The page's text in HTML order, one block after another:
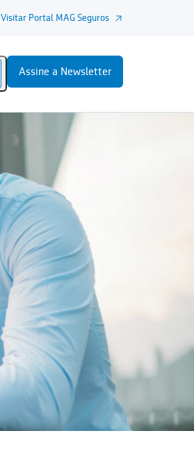
Visitar Portal MAG Seguros
Assine a Newsletter